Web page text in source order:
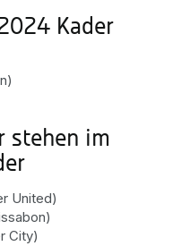
Kader
stehen im
United)
City)